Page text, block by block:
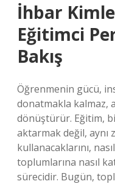
İhbar
Eğitimci
Bakış
Öğrenmenin gücü,
donatmakla kalmaz,
dönüştürür. Eğitim,
aktarmak değil, aynı
kullanacaklarını,
toplumlarına nasıl
sürecidir. Bugün,